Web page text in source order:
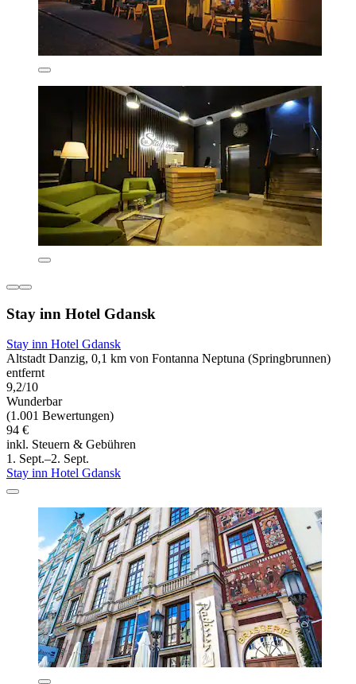
Stay inn Hotel Gdansk
Stay inn Hotel Gdansk
Altstadt Danzig, 0,1 km von Fontanna Neptuna (Springbrunnen)
entfernt
9,2/10
Wunderbar
(1.001 Bewertungen)
94 €
inkl. Steuern & Gebühren
1. Sept.–2. Sept.
Stay inn Hotel Gdansk